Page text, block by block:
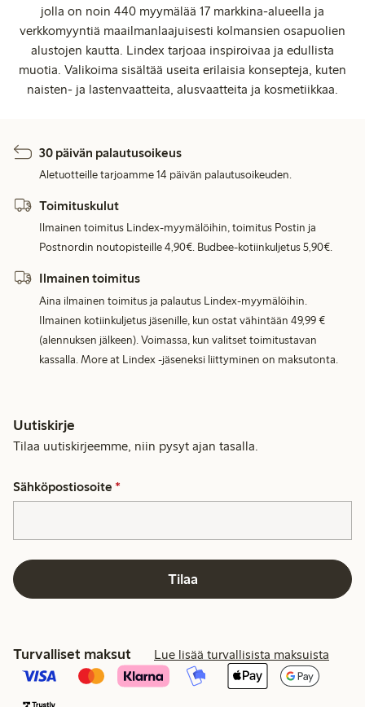
jolla on noin 440 myymälää 17 markkina-alueella ja
verkkomyyntiä maailmanlaajuisesti kolmansien osapuolien
alustojen kautta. Lindex tarjoaa inspiroivaa ja edullista
muotia. Valikoima sisältää useita erilaisia konsepteja, kuten
naisten- ja lastenvaatteita, alusvaatteita ja kosmetiikkaa.
30 päivän palautusoikeus
Aletuotteille tarjoamme 14 päivän palautusoikeuden.
Toimituskulut
Ilmainen toimitus Lindex-myymälöihin, toimitus Postin ja
Postnordin noutopisteille 4,90€. Budbee-kotiinkuljetus 5,90€.
Ilmainen toimitus
Aina ilmainen toimitus ja palautus Lindex-myymälöihin.
Ilmainen kotiinkuljetus jäsenille, kun ostat vähintään 49,99 €
(alennuksen jälkeen). Voimassa, kun valitset toimitustavan
kassalla. More at Lindex -jäseneksi liittyminen on maksutonta.
Uutiskirje
Tilaa uutiskirjeemme, niin pysyt ajan tasalla.
Sähköpostiosoite *
Tilaa
Turvalliset maksut Lue lisää turvallisista maksuista